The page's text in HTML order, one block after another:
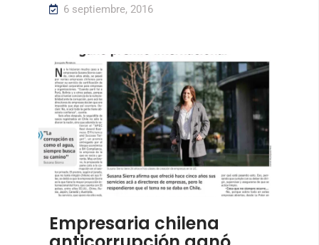
6 septiembre, 2016
Empresaria chilena